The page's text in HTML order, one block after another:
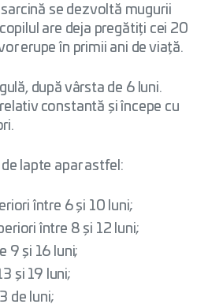
se dezvoltă mugurii
are deja pregătiți cei 20
erupe în primii ani de viață.
după vârsta de 6 luni.
constantă și începe cu
lapte apar astfel:
între 6 și 10 luni;
între 8 și 12 luni;
9 și 16 luni;
și 19 luni;
de luni;